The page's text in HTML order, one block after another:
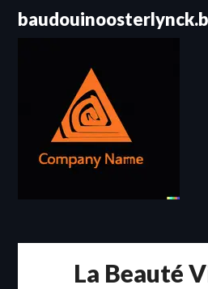
Passer
La Beauté